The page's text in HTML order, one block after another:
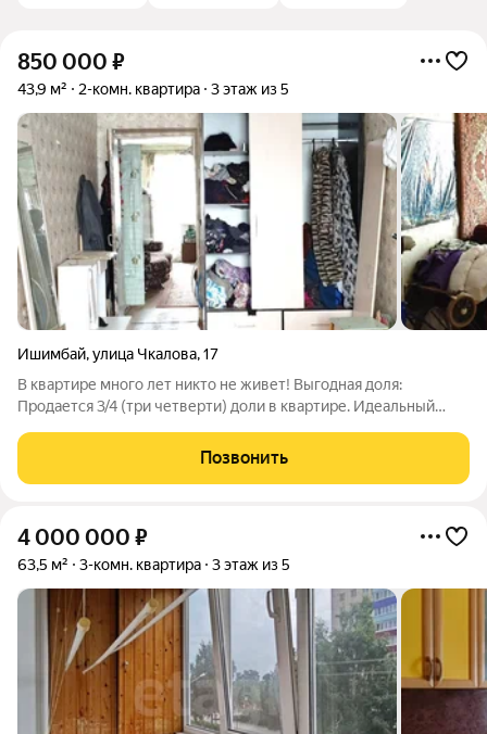
850 000 ₽
43,9 м² 2-комн. квартира 3 этаж из 5
Ишимбай,улица Чкалова,17
В квартире много лет никто не живет! Выгодная доля:
Продается 3/4 (три четверти) доли в квартире. Идеальный
рынок недвижимости или приобрести долю с перспективой
Позвонить
4 000 000 ₽
63,5 м² 3-комн. квартира 3 этаж из 5